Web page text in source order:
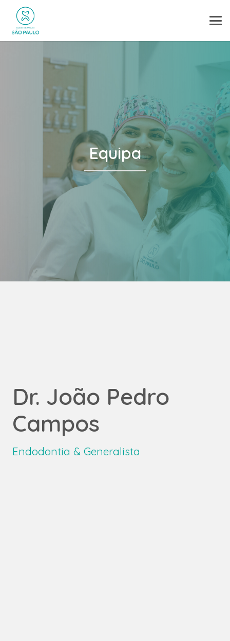
Equipa
Dr. João Pedro
Campos
Endodontia & Generalista